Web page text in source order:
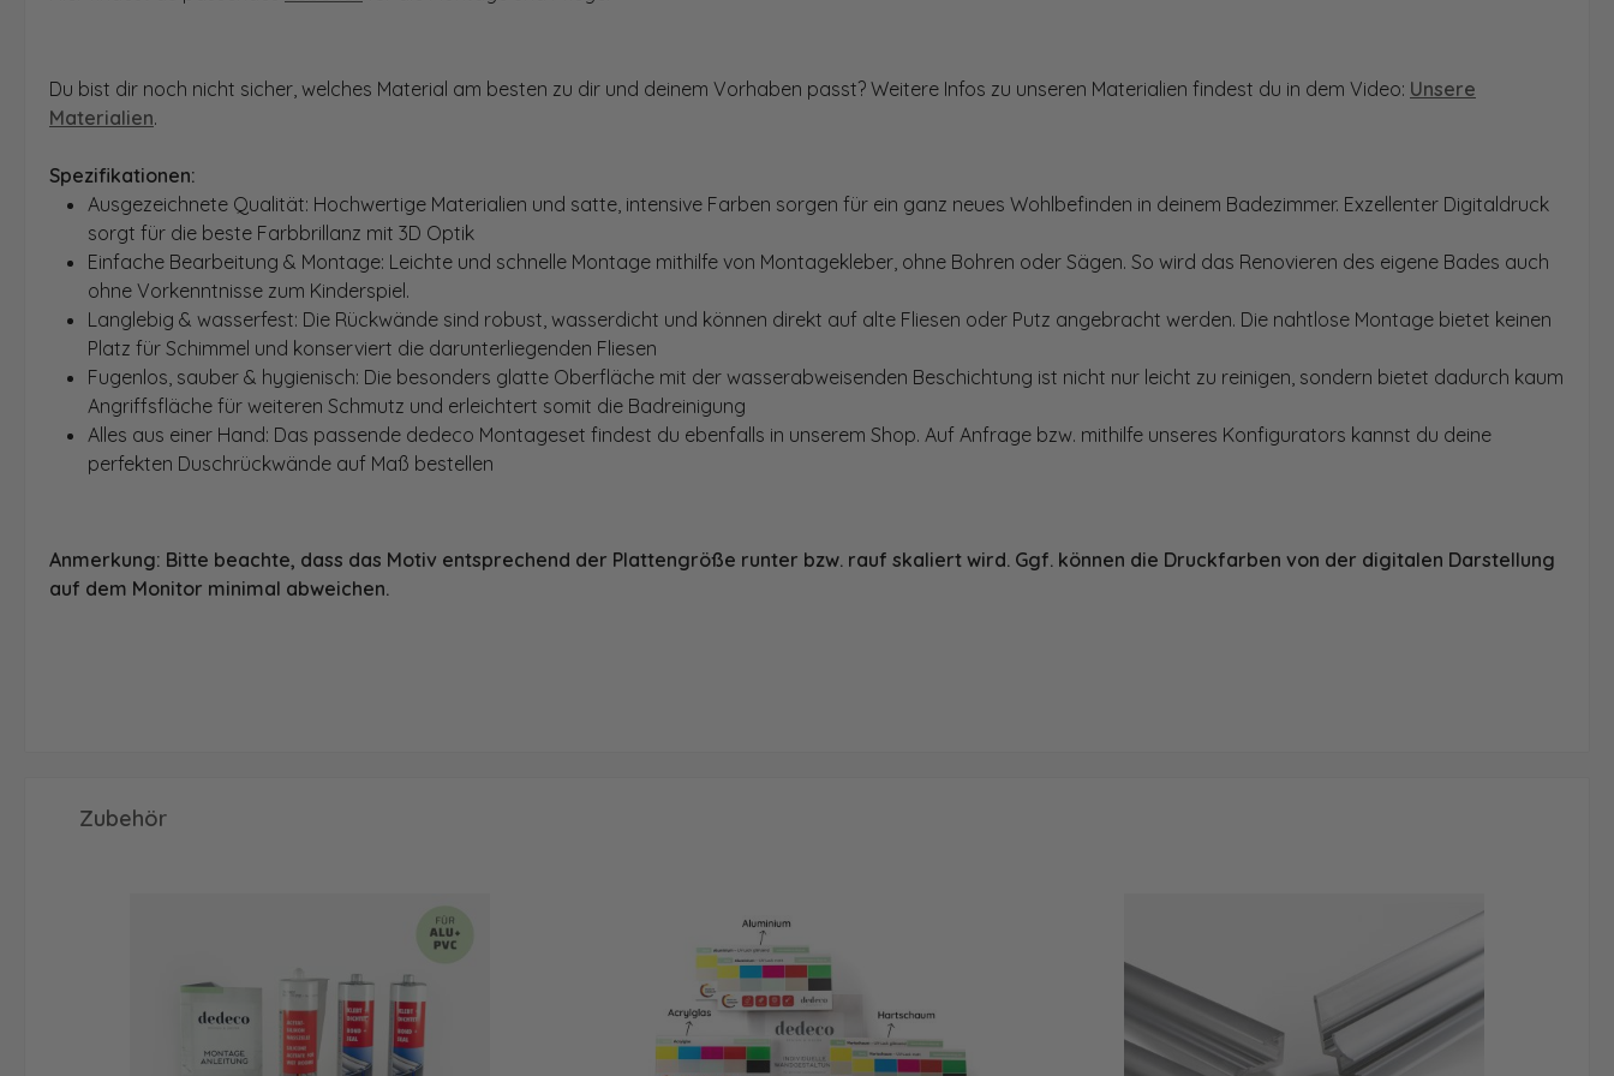
Du bist dir noch nicht sicher, welches Material am besten zu dir und deinem Vorhaben passt? Weitere Infos zu unseren Materialien findest du in dem Video: Unsere
Materialien.
Spezifikationen:
Ausgezeichnete Qualität: Hochwertige Materialien und satte, intensive Farben sorgen für ein ganz neues Wohlbefinden in deinem Badezimmer. Exzellenter Digitaldruck
sorgt für die beste Farbbrillanz mit 3D Optik
Einfache Bearbeitung & Montage: Leichte und schnelle Montage mithilfe von Montagekleber, ohne Bohren oder Sägen. So wird das Renovieren des eigene Bades auch
ohne Vorkenntnisse zum Kinderspiel.
Langlebig & wasserfest: Die Rückwände sind robust, wasserdicht und können direkt auf alte Fliesen oder Putz angebracht werden. Die nahtlose Montage bietet keinen
Platz für Schimmel und konserviert die darunterliegenden Fliesen
Fugenlos, sauber & hygienisch: Die besonders glatte Oberfläche mit der wasserabweisenden Beschichtung ist nicht nur leicht zu reinigen, sondern bietet dadurch kaum
Angriffsfläche für weiteren Schmutz und erleichtert somit die Badreinigung
Alles aus einer Hand: Das passende dedeco Montageset findest du ebenfalls in unserem Shop. Auf Anfrage bzw. mithilfe unseres Konfigurators kannst du deine
perfekten Duschrückwände auf Maß bestellen
Anmerkung: Bitte beachte, dass das Motiv entsprechend der Plattengröße runter bzw. rauf skaliert wird. Ggf. können die Druckfarben von der digitalen Darstellung
auf dem Monitor minimal abweichen.
Produktgalerie überspringen
Zubehör